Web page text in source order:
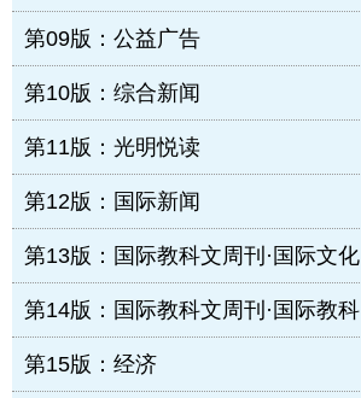
第09版：公益广告
第10版：综合新闻
第11版：光明悦读
第12版：国际新闻
第13版：国际教科文周刊·国际文化
第14版：国际教科文周刊·国际教科
第15版：经济